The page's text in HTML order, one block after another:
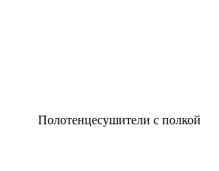
Полотенцесушители с полкой